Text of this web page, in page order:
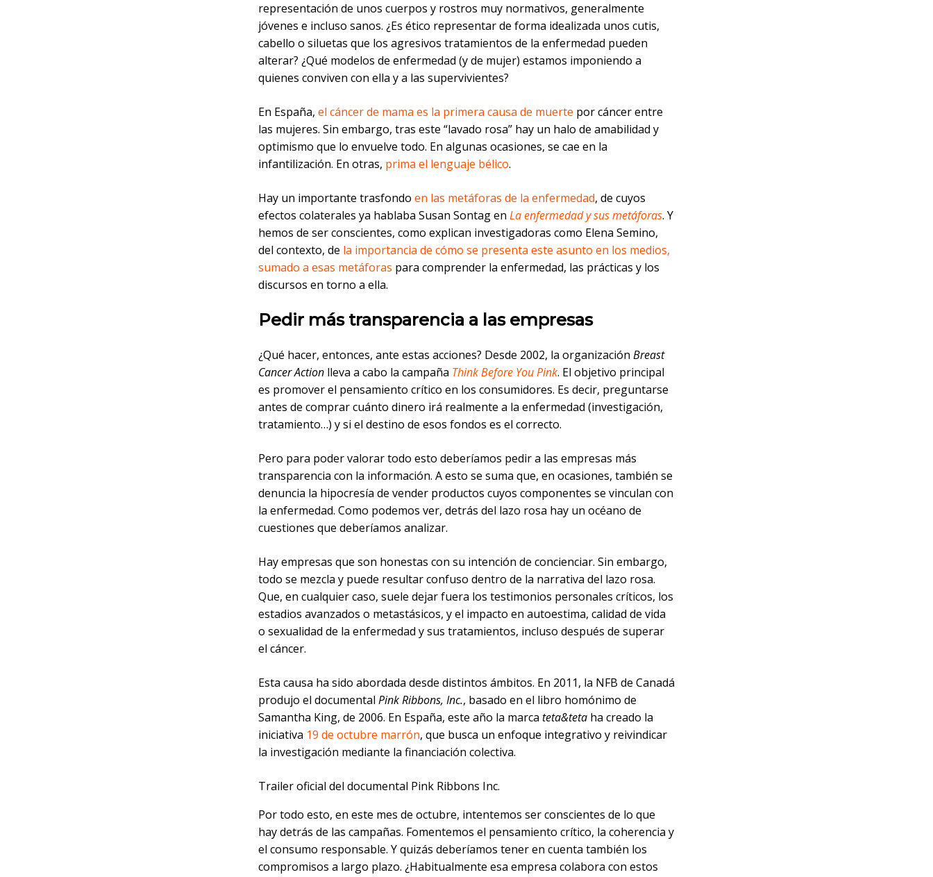
representación de unos cuerpos y rostros muy normativos, generalmente
jóvenes e incluso sanos. ¿Es ético representar de forma idealizada unos cutis,
cabello o siluetas que los agresivos tratamientos de la enfermedad pueden
alterar? ¿Qué modelos de enfermedad (y de mujer) estamos imponiendo a
quienes conviven con ella y a las supervivientes?
En España, el cáncer de mama es la primera causa de muerte por cáncer entre
las mujeres. Sin embargo, tras este “lavado rosa” hay un halo de amabilidad y
optimismo que lo envuelve todo. En algunas ocasiones, se cae en la
infantilización. En otras, prima el lenguaje bélico.
Hay un importante trasfondo en las metáforas de la enfermedad, de cuyos
efectos colaterales ya hablaba Susan Sontag en La enfermedad y sus metáforas. Y
hemos de ser conscientes, como explican investigadoras como Elena Semino,
del contexto, de la importancia de cómo se presenta este asunto en los medios,
sumado a esas metáforas para comprender la enfermedad, las prácticas y los
discursos en torno a ella.
Pedir más transparencia a las empresas
¿Qué hacer, entonces, ante estas acciones? Desde 2002, la organización Breast
Cancer Action lleva a cabo la campaña Think Before You Pink. El objetivo principal
es promover el pensamiento crítico en los consumidores. Es decir, preguntarse
antes de comprar cuánto dinero irá realmente a la enfermedad (investigación,
tratamiento…) y si el destino de esos fondos es el correcto.
Pero para poder valorar todo esto deberíamos pedir a las empresas más
transparencia con la información. A esto se suma que, en ocasiones, también se
denuncia la hipocresía de vender productos cuyos componentes se vinculan con
la enfermedad. Como podemos ver, detrás del lazo rosa hay un océano de
cuestiones que deberíamos analizar.
Hay empresas que son honestas con su intención de concienciar. Sin embargo,
todo se mezcla y puede resultar confuso dentro de la narrativa del lazo rosa.
Que, en cualquier caso, suele dejar fuera los testimonios personales críticos, los
estadios avanzados o metastásicos, y el impacto en autoestima, calidad de vida
o sexualidad de la enfermedad y sus tratamientos, incluso después de superar
el cáncer.
Esta causa ha sido abordada desde distintos ámbitos. En 2011, la NFB de Canadá
produjo el documental Pink Ribbons, Inc., basado en el libro homónimo de
Samantha King, de 2006. En España, este año la marca teta&teta ha creado la
iniciativa 19 de octubre marrón, que busca un enfoque integrativo y reivindicar
la investigación mediante la financiación colectiva.
Trailer oficial del documental Pink Ribbons Inc.
Por todo esto, en este mes de octubre, intentemos ser conscientes de lo que
hay detrás de las campañas. Fomentemos el pensamiento crítico, la coherencia y
el consumo responsable. Y quizás deberíamos tener en cuenta también los
compromisos a largo plazo. ¿Habitualmente esa empresa colabora con estos